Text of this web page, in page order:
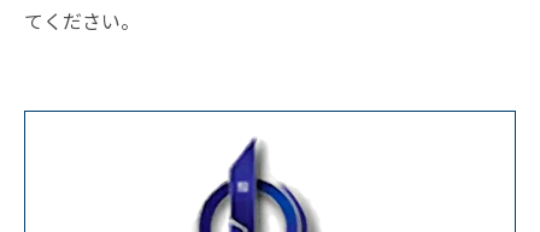
てください。